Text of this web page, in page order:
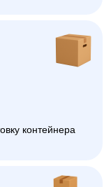
контейнера